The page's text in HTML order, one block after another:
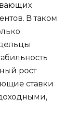
В таком
рост
ставки